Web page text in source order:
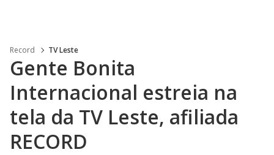
Record TV Leste
Gente Bonita
Internacional estreia na
tela da TV Leste, afiliada
RECORD